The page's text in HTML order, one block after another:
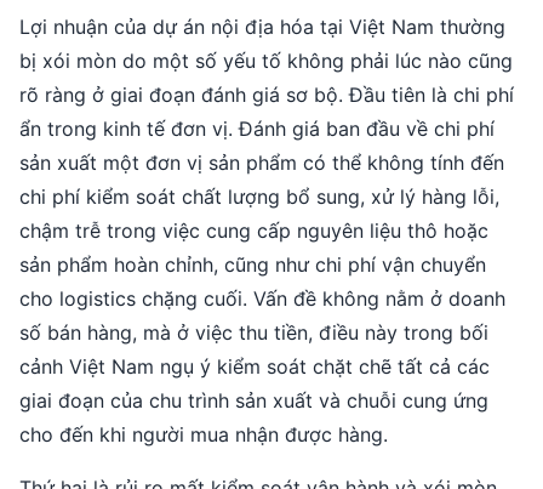
Lợi nhuận của dự án nội địa hóa tại Việt Nam thường
bị xói mòn do một số yếu tố không phải lúc nào cũng
rõ ràng ở giai đoạn đánh giá sơ bộ. Đầu tiên là chi phí
ẩn trong kinh tế đơn vị. Đánh giá ban đầu về chi phí
sản xuất một đơn vị sản phẩm có thể không tính đến
chi phí kiểm soát chất lượng bổ sung, xử lý hàng lỗi,
chậm trễ trong việc cung cấp nguyên liệu thô hoặc
sản phẩm hoàn chỉnh, cũng như chi phí vận chuyển
cho logistics chặng cuối. Vấn đề không nằm ở doanh
số bán hàng, mà ở việc thu tiền, điều này trong bối
cảnh Việt Nam ngụ ý kiểm soát chặt chẽ tất cả các
giai đoạn của chu trình sản xuất và chuỗi cung ứng
cho đến khi người mua nhận được hàng.